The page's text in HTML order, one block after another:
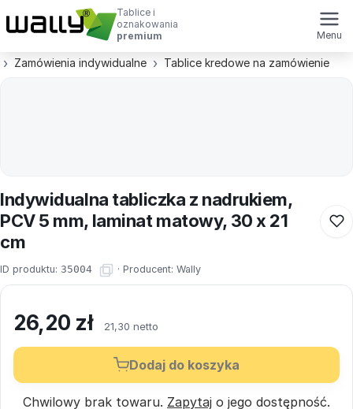
Tablice i
oznakowania
premium
Menu
Zamówienia indywidualne Tablice kredowe na zamówienie
Indywidualna tabliczka z nadrukiem,
PCV 5 mm, laminat matowy, 30 x 21
cm
ID produktu: 35004 · Producent: Wally
26,20 zł 21,30 netto
Dodaj do koszyka
Chwilowy brak towaru. Zapytaj o jego dostępność.